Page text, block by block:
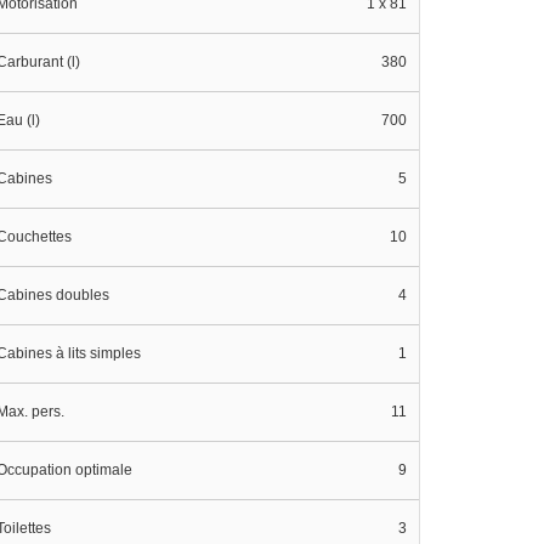
Motorisation 1 x 81
(l) 380
Eau (l) 700
5
10
doubles 4
à lits simples 1
Max. pers. 11
optimale 9
3